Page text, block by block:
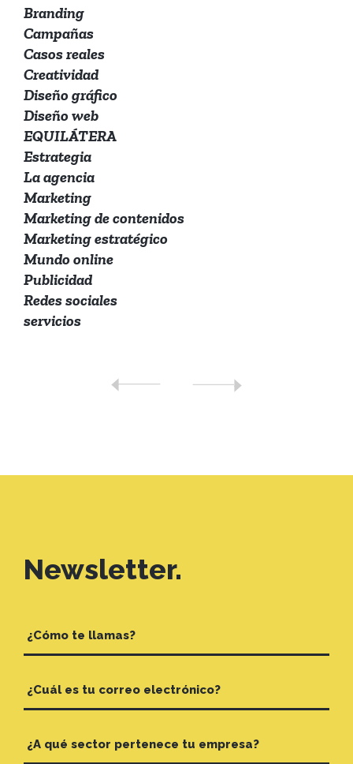
Branding
Campañas
Casos reales
Creatividad
Diseño gráfico
Diseño web
EQUILÁTERA
Estrategia
La agencia
Marketing
Marketing de contenidos
Marketing estratégico
Mundo online
Publicidad
Redes sociales
servicios
Newsletter.